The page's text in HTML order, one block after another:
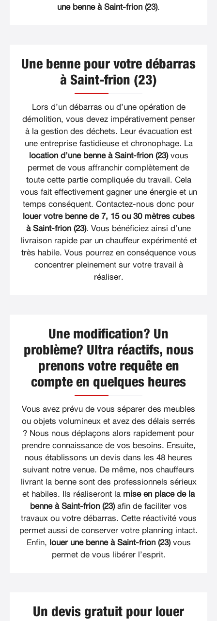
une benne à Saint-frion (23).
Une benne pour votre débarras
à Saint-frion (23)
Lors d’un débarras ou d’une opération de
démolition, vous devez impérativement penser
à la gestion des déchets. Leur évacuation est
une entreprise fastidieuse et chronophage. La
location d’une benne à Saint-frion (23)vous
permet de vous affranchir complètement de
toute cette partie compliquée du travail. Cela
vous fait effectivement gagner une énergie et un
temps conséquent. Contactez-nous donc pour
louer votre benne de 7, 15 ou 30 mètres cubes
à Saint-frion (23). Vous bénéficiez ainsi d’une
livraison rapide par un chauffeur expérimenté et
très habile. Vous pourrez en conséquence vous
concentrer pleinement sur votre travail à
réaliser.
Une modification? Un
problème? Ultra réactifs, nous
prenons votre requête en
compte en quelques heures
Vous avez prévu de vous séparer des meubles
ou objets volumineux et avez des délais serrés
? Nous nous déplaçons alors rapidement pour
prendre connaissance de vos besoins. Ensuite,
nous établissons un devis dans les 48 heures
suivant notre venue. De même, nos chauffeurs
livrant la benne sont des professionnels sérieux
et habiles. Ils réaliseront la mise en place de la
benne à Saint-frion (23)afin de faciliter vos
travaux ou votre débarras. Cette réactivité vous
permet aussi de conserver votre planning intact.
Enfin, louer une benne à Saint-frion (23)vous
permet de vous libérer l’esprit.
Un devis gratuit pour louer